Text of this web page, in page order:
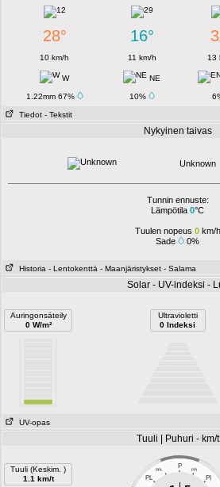
28° 16°
10 km/h 11 km/h 13
W NE
1.22mm 67% 10%
Tiedot - Tekstit
Nykyinen taivas
Unknown
Tunnin ennuste:
Lämpötila0°C
Tuulen nopeus 0km/h
Sade
0%
Historia - Lentokenttä - Maanjäristykset - Salama
Solar - UV-indeksi -
Auringonsäteily
0 W/m²
Ultravioletti
0 Indeksi
UV-opas
Tuuli | Puhuri - km/t
Tuuli (Keskim. )
1.1 km/t
P
PPL PPI
PL PI